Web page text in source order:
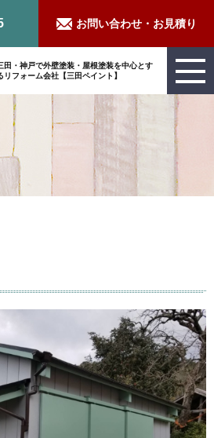
田・神戸で外壁塗装・屋根塗装を中心とす
リフォーム会社【三田ペイント】
お問い合わせ・お見積り